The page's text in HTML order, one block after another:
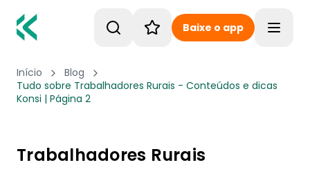
Baixe o app
Início
Blog
Tudo sobre Trabalhadores Rurais - Conteúdos e dicas
Konsi | Página 2
Trabalhadores Rurais